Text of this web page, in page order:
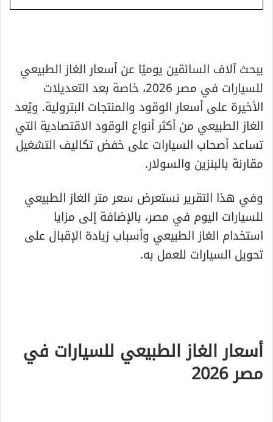
يبحث آلاف السائقين يوميًا عن أسعار الغاز الطبيعي
للسيارات في مصر 2026، خاصة بعد التعديلات
الأخيرة على أسعار الوقود والمنتجات البترولية. ويُعد
الغاز الطبيعي من أكثر أنواع الوقود الاقتصادية التي
تساعد أصحاب السيارات على خفض تكاليف التشغيل
مقارنة بالبنزين والسولار.
وفي هذا التقرير نستعرض سعر متر الغاز الطبيعي
للسيارات اليوم في مصر، بالإضافة إلى مزايا
استخدام الغاز الطبيعي وأسباب زيادة الإقبال على
تحويل السيارات للعمل به.
أسعار الغاز الطبيعي للسيارات في
مصر 2026